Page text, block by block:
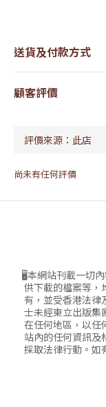
送貨及付款方式
顧客評價
尚未有任何評價
🖥本網站刊載一切
供下載的檔案等，
有，並受香港法律
士未經東立出版集
在任何地區，以任
站內的任何資訊及
採取法律行動。如